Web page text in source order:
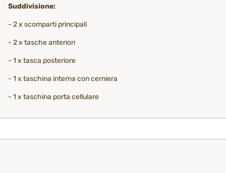
Suddivisione:
- 2 x scomparti principali
- 2 x tasche anteriori
- 1 x tasca posteriore
- 1 x taschina interna con cerniera
- 1 x taschina porta cellulare